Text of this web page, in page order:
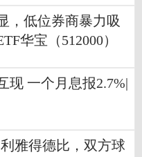
，低位券商暴力吸
华宝（512000）
现 一个月息报2.7%|
雅得德比，双方球